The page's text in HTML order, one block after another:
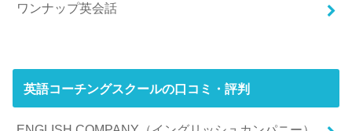
ワンナップ英会話
英語コーチングスクールの口コミ・評判